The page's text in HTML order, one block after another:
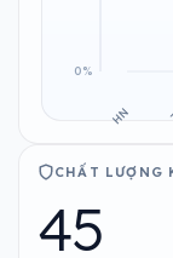
CHẤT LƯỢNG
45